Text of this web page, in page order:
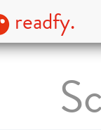
readfy.